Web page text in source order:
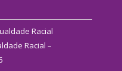
Racial
Racial –